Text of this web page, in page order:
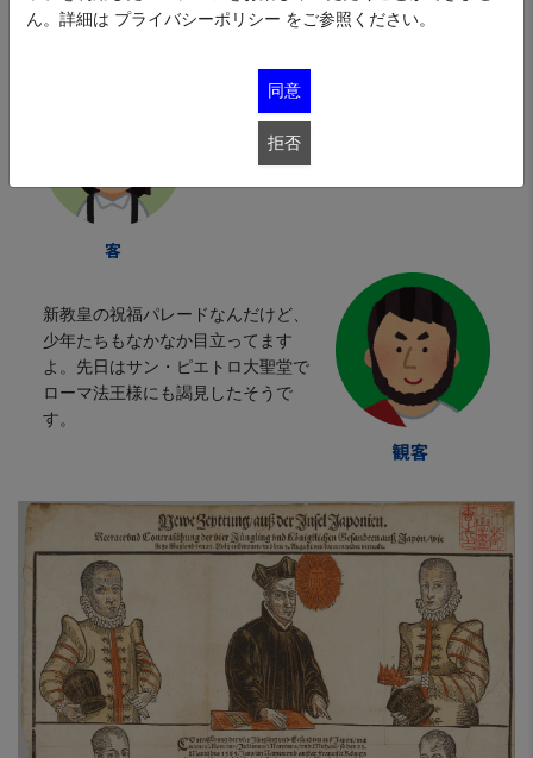
みよう。
すみません、なんの行列です?
新教皇の祝福パレードなんだけど、
少年たちもなかなか目立ってます
よ。先日はサン・ピエトロ大聖堂で
ローマ法王様にも謁見したそうで
す。
ん。詳細は プライバシーポリシー をご参照ください。
同意
拒否